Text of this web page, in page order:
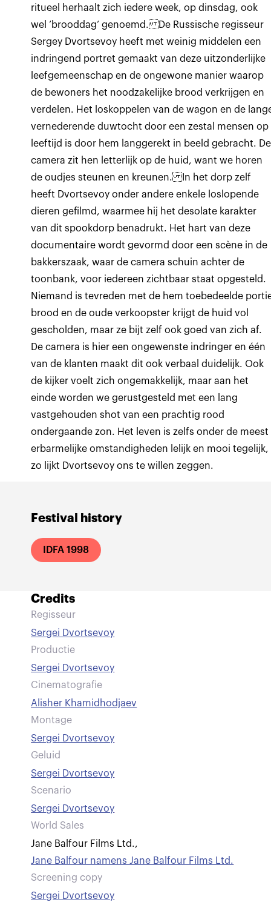
Festival history
IDFA 1998
ritueel herhaalt zich iedere week, op dinsdag, ook
wel ‘brooddag‘ genoemd. De Russische regisseur
Sergey Dvortsevoy heeft met weinig middelen een
indringend portret gemaakt van deze uitzonderlijke
leefgemeenschap en de ongewone manier waarop
de bewoners het noodzakelijke brood verkrijgen en
verdelen. Het loskoppelen van de wagon en de
vernederende duwtocht door een zestal mensen op
leeftijd is door hem langgerekt in beeld gebracht. De
camera zit hen letterlijk op de huid, want we horen
de oudjes steunen en kreunen. In het dorp zelf
heeft Dvortsevoy onder andere enkele loslopende
dieren gefilmd, waarmee hij het desolate karakter
van dit spookdorp benadrukt. Het hart van deze
documentaire wordt gevormd door een scène in de
bakkerszaak, waar de camera schuin achter de
toonbank, voor iedereen zichtbaar staat opgesteld.
Niemand is tevreden met de hem toebedeelde
brood en de oude verkoopster krijgt de huid vol
gescholden, maar ze bijt zelf ook goed van zich af.
De camera is hier een ongewenste indringer en één
van de klanten maakt dit ook verbaal duidelijk. Ook
de kijker voelt zich ongemakkelijk, maar aan het
einde worden we gerustgesteld met een lang
vastgehouden shot van een prachtig rood
ondergaande zon. Het leven is zelfs onder de meest
erbarmelijke omstandigheden lelijk en mooi tegelijk,
zo lijkt Dvortsevoy ons te willen zeggen.
Credits
Regisseur
Sergei Dvortsevoy
Productie
Sergei Dvortsevoy
Cinematografie
Alisher Khamidhodjaev
Montage
Sergei Dvortsevoy
Geluid
Sergei Dvortsevoy
Scenario
Sergei Dvortsevoy
World Sales
Jane Balfour Films Ltd.,
Jane Balfour namens Jane Balfour Films Ltd.
Screening copy
Sergei Dvortsevoy